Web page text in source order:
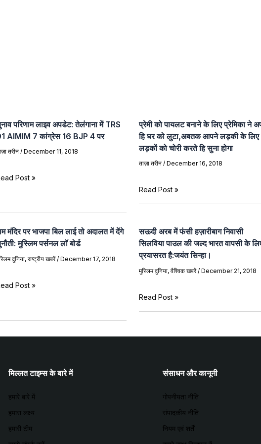
परिणाम लाइव अपडेट: तेलंगाना में TRS
AIMIM 7 कांग्रेस 16 BJP 4 पर
तरीन /December 11, 2018
Post »
प्रेमी को पायलट बनाने के लिए प्रेमिका ने
हि घर को लुटा,अबतक आपने लड़की के लिए
लड़कों को चोरी करते हि सुना होगा
ताज़ा तरीन/ December 16, 2018
Read Post »
मंदिर पर भाजपा बिल लाई तो अदालत में देंगे
मुस्लिम पर्सनल लॉ बोर्ड
दुनिया,राष्ट्रीय खबरें/December 17, 2018
Post »
सऊदी अरब में फंसी हज़ारीबाग निवासी
सिलविया पाउल की जल्द भारत वापसी के
प्रयासरत है:जयंत सिन्हा।
मुस्लिम दुनिया, वैश्विक खबरें/ December 21, 2018
Read Post »
मिल्लत टाइम्स के बारे में
हमारे बारे में
हमारा लक्ष्य
हमारी टीम
संसाधन और कानूनी
गोपनीयता नीति
संपादकीय नीति
नियम एवं शर्तें